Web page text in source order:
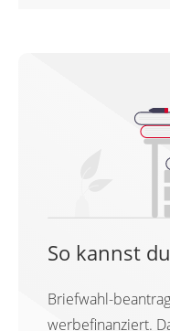
So kannst
Briefwahl-
werbefinanziert.